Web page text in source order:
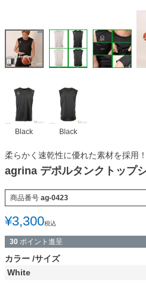
Black Black
柔らかく速乾性に優れた素材を採用
agrina デポルタンクトップ
商品番号 ag-0423
¥3,300税込
30 ポイント進呈
カラー サイズ
White